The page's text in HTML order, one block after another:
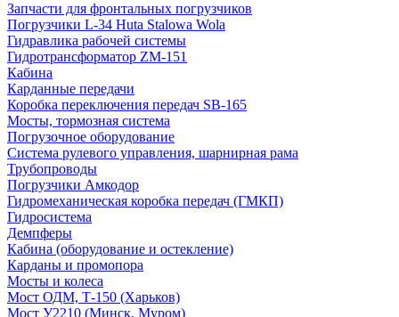
Запчасти для фронтальных погрузчиков
Погрузчики L-34 Huta Stalowa Wola
Гидравлика рабочей системы
Гидротрансформатор ZM-151
Кабина
Карданные передачи
Коробка переключения передач SB-165
Мосты, тормозная система
Погрузочное оборудование
Система рулевого управления, шарнирная рама
Трубопроводы
Погрузчики Амкодор
Гидромеханическая коробка передач (ГМКП)
Гидросистема
Демпферы
Кабина (оборудование и остекление)
Карданы и промопора
Мосты и колеса
Мост ОДМ, Т-150 (Харьков)
Мост У2210 (Минск, Муром)